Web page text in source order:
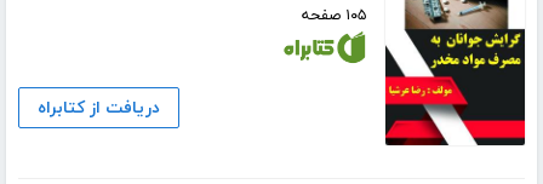
۱۰۵ صفحه
دریافت از کتابراه